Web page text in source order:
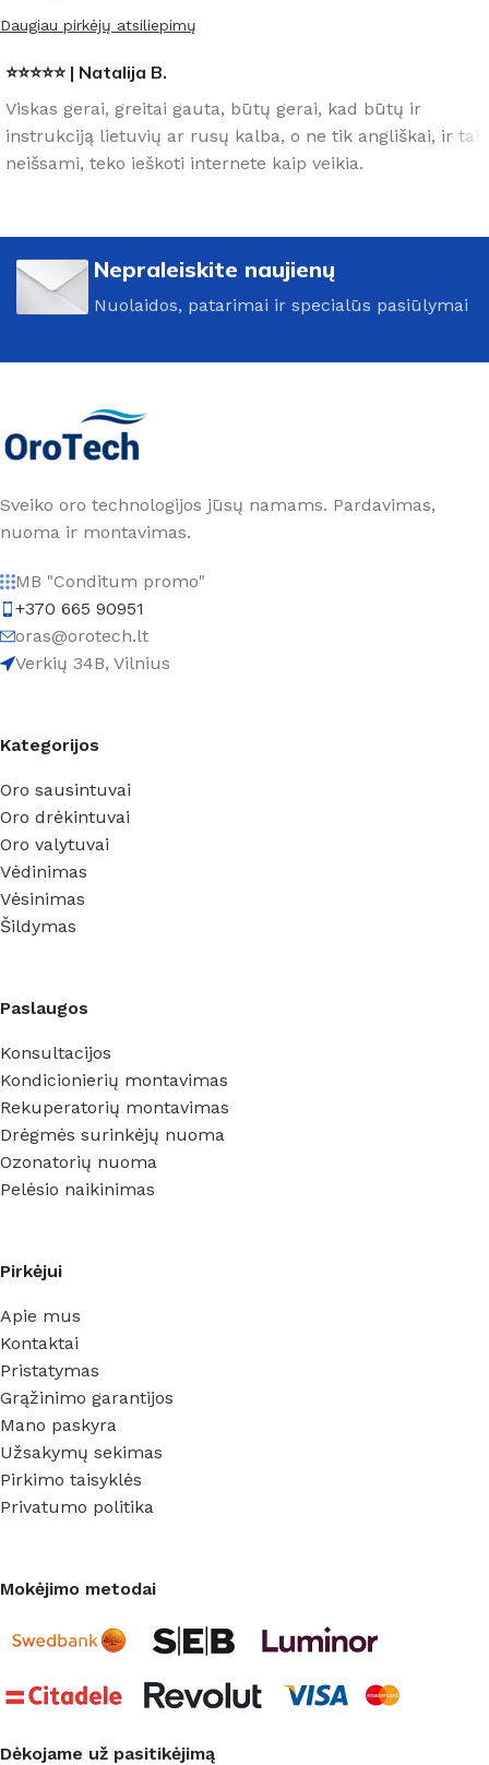
Daugiau pirkėjų atsiliepimų
⭐⭐⭐⭐⭐ | Natalija B.
Viskas gerai, greitai gauta, būtų gerai, kad būtų ir
instrukciją lietuvių ar rusų kalba, o ne tik angliškai, ir tai
neišsami, teko ieškoti internete kaip veikia.
Nepraleiskite naujienų
Nuolaidos, patarimai ir specialūs pasiūlymai
Sveiko oro technologijos jūsų namams. Pardavimas,
nuoma ir montavimas.
MB "Conditum promo"
+370 665 90951
oras@orotech.lt
Verkių 34B, Vilnius
Kategorijos
Oro sausintuvai
Oro drėkintuvai
Oro valytuvai
Vėdinimas
Vėsinimas
Šildymas
Paslaugos
Konsultacijos
Kondicionierių montavimas
Rekuperatorių montavimas
Drėgmės surinkėjų nuoma
Ozonatorių nuoma
Pelėsio naikinimas
Pirkėjui
Apie mus
Kontaktai
Pristatymas
Grąžinimo garantijos
Mano paskyra
Užsakymų sekimas
Pirkimo taisyklės
Privatumo politika
Mokėjimo metodai
Dėkojame už pasitikėjimą